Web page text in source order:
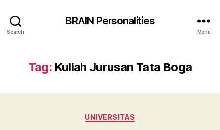
Search
BRAIN Personalities
Menu
Tag: Kuliah Jurusan Tata Boga
Categories
UNIVERSITAS